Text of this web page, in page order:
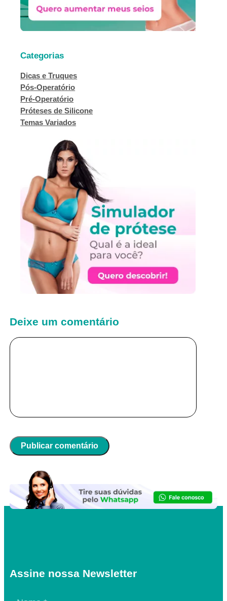
Categorias
Dicas e Truques
Pós-Operatório
Pré-Operatório
Próteses de Silicone
Temas Variados
Deixe um comentário
Assine nossa Newsletter